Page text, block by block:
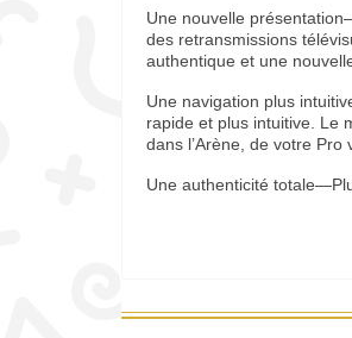
Une nouvelle
des retransmissions
authentique et une
Une navigation plus
rapide et plus intuitive. Le
dans l’Arène, de votre Pro
Une authenticité